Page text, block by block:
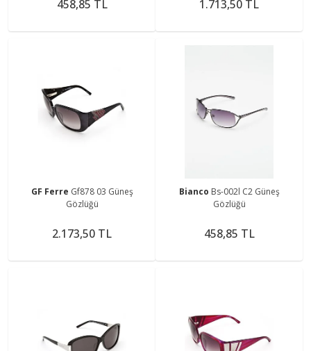
458,85 TL 1.713,50 TL
GF Ferre Gf878 03 Güneş
Gözlüğü
2.173,50 TL
Bianco Bs-002l C2 Güneş
Gözlüğü
458,85 TL